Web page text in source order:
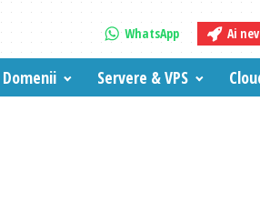
WhatsApp Ai
Domenii Servere & VPS